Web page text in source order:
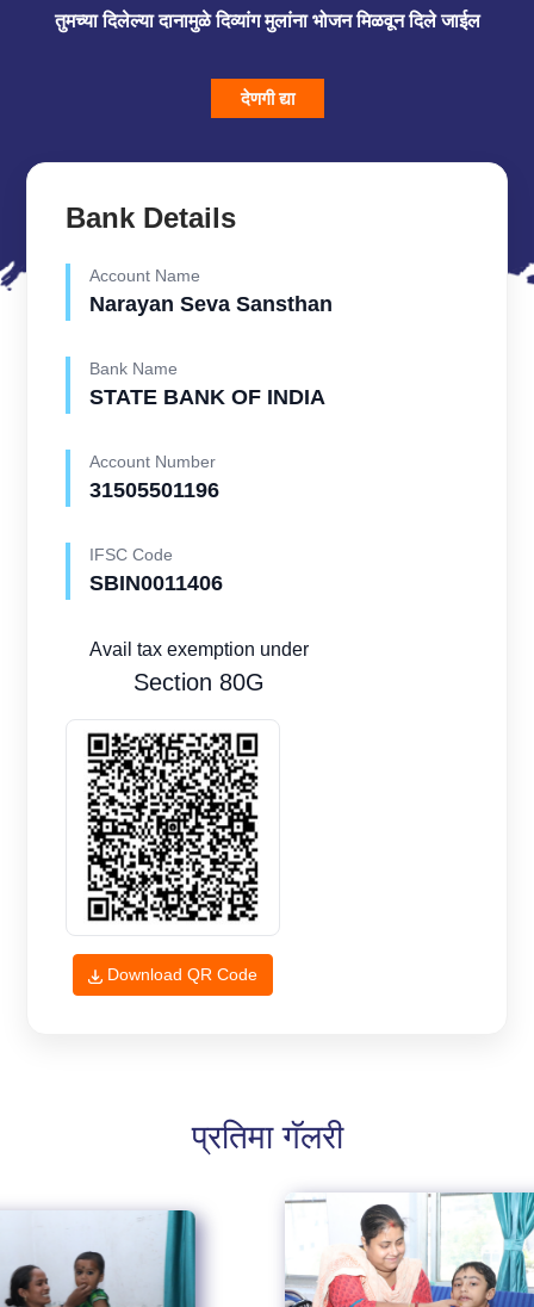
तुमच्या दिलेल्या दानामुळे दिव्यांग मुलांना भोजन मिळवून दिले जाईल
देणगी द्या
Bank Details
Account Name
Narayan Seva Sansthan
Bank Name
STATE BANK OF INDIA
Account Number
31505501196
IFSC Code
SBIN0011406
Avail tax exemption under
Section 80G
Download QR Code
प्रतिमा गॅलरी